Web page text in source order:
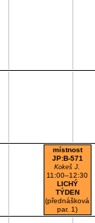
místnost
JP:B-571
Kokeš J.
11:00–12:30
LICHÝ
TÝDEN
(přednášková
par. 1)